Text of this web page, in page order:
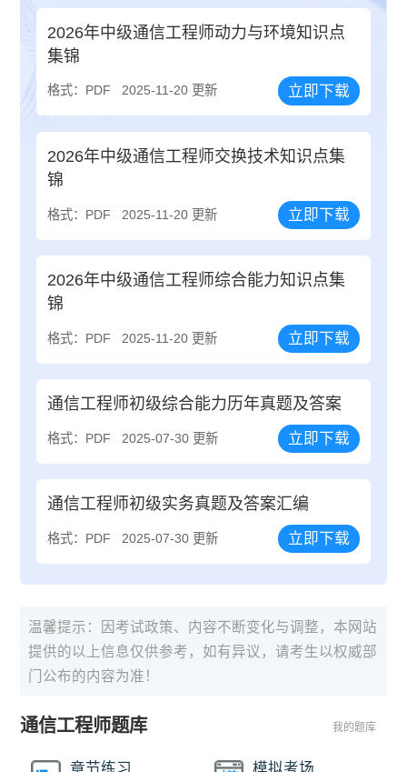
2026年中级通信工程师动力与环境知识点
集锦
格式：PDF 2025-11-20 更新 立即下载
2026年中级通信工程师交换技术知识点集
锦
格式：PDF 2025-11-20 更新 立即下载
2026年中级通信工程师综合能力知识点集
锦
格式：PDF 2025-11-20 更新 立即下载
通信工程师初级综合能力历年真题及答案
格式：PDF 2025-07-30 更新 立即下载
通信工程师初级实务真题及答案汇编
格式：PDF 2025-07-30 更新 立即下载
温馨提示：因考试政策、内容不断变化与调整，本网站
提供的以上信息仅供参考，如有异议，请考生以权威部
门公布的内容为准！
通信工程师题库 我的题库